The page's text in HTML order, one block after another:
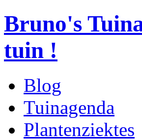
Bruno's
tuin !
Blog
Tuinagenda
Plantenziektes